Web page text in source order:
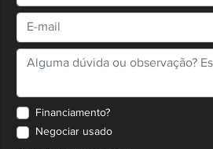
Financiamento?
Negociar usado